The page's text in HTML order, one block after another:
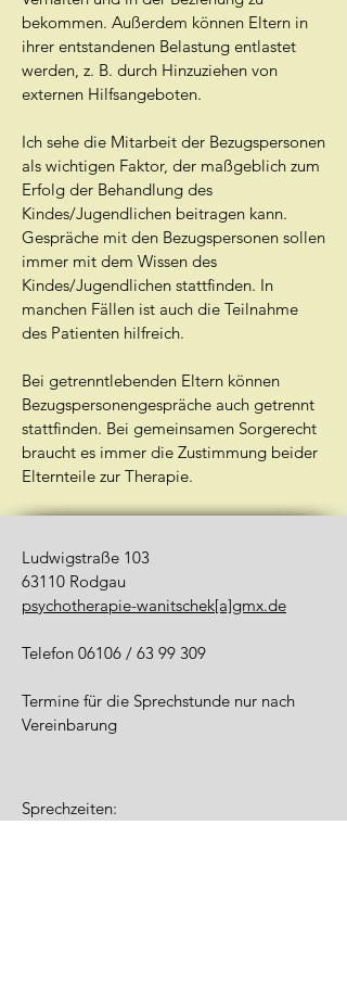
bekommen. Außerdem können Eltern in
ihrer entstandenen Belastung entlastet
werden, z. B. durch Hinzuziehen von
externen Hilfsangeboten.
Ich sehe die Mitarbeit der Bezugspersonen
als wichtigen Faktor, der maßgeblich zum
Erfolg der Behandlung des
Kindes/Jugendlichen beitragen kann.
Gespräche mit den Bezugspersonen sollen
immer mit dem Wissen des
Kindes/Jugendlichen stattfinden. In
manchen Fällen ist auch die Teilnahme
des Patienten hilfreich.
Bei getrenntlebenden Eltern können
Bezugspersonengespräche auch getrennt
stattfinden. Bei gemeinsamen Sorgerecht
braucht es immer die Zustimmung beider
Elternteile zur Therapie.
Ludwigstraße 103
63110 Rodgau
psychotherapie-wanitschek[a]gmx.de
Telefon 06106 / 63 99 309
Termine für die Sprechstunde nur nach
Vereinbarung
Sprechzeiten: